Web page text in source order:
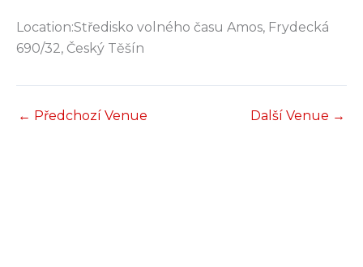
Location:Středisko volného času Amos, Frydecká
690/32, Český Těšín
← Předchozí Venue Další Venue →